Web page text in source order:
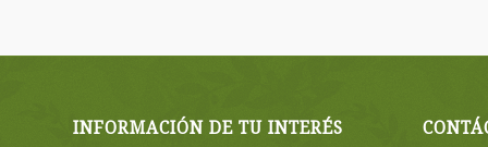
INFORMACIÓN DE TU INTERÉS